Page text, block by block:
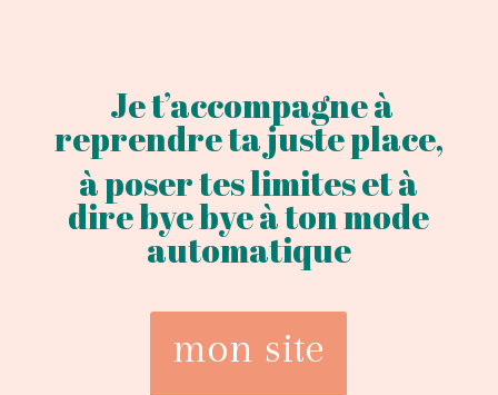
Je t’accompagne à
reprendre ta juste place,
à poser tes limites et à
dire bye bye à ton mode
automatique
mon site